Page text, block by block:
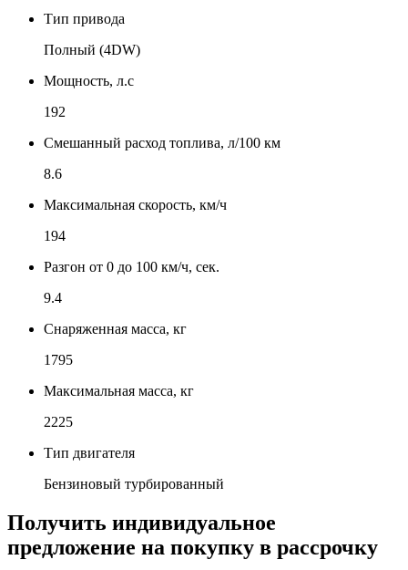
Тип привода
Полный (4DW)
Мощность, л.с
192
Смешанный расход топлива, л/100 км
8.6
Максимальная скорость, км/ч
194
Разгон от 0 до 100 км/ч, сек.
9.4
Снаряженная масса, кг
1795
Максимальная масса, кг
2225
Тип двигателя
Бензиновый турбированный
Получить индивидуальное
предложение на покупку в рассрочку